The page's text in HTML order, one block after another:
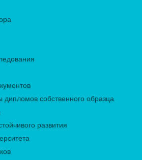
собственного образца
развития